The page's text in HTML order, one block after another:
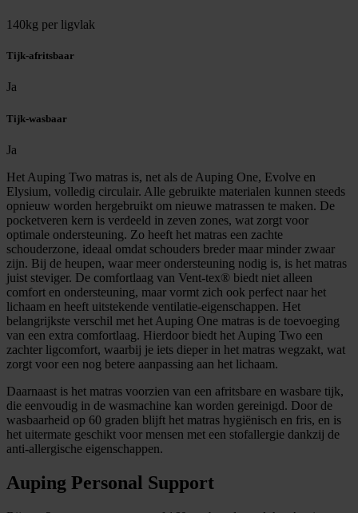
140kg per ligvlak
Tijk-afritsbaar
Ja
Tijk-wasbaar
Ja
Het Auping Two matras is, net als de Auping One, Evolve en
Elysium, volledig circulair. Alle gebruikte materialen kunnen steeds
opnieuw worden hergebruikt om nieuwe matrassen te maken. De
pocketveren kern is verdeeld in zeven zones, wat zorgt voor
optimale ondersteuning. Zo heeft het matras een zachte
schouderzone, ideaal omdat schouders breder maar minder zwaar
zijn. Bij de heupen, waar meer ondersteuning nodig is, is het matras
juist steviger. De comfortlaag van Vent-tex® biedt niet alleen
comfort en ondersteuning, maar vormt zich ook perfect naar het
lichaam en heeft uitstekende ventilatie-eigenschappen. Het
belangrijkste verschil met het Auping One matras is de toevoeging
van een extra comfortlaag. Hierdoor biedt het Auping Two een
zachter ligcomfort, waarbij je iets dieper in het matras wegzakt, wat
zorgt voor een nog betere aanpassing aan het lichaam.
Daarnaast is het matras voorzien van een afritsbare en wasbare tijk,
die eenvoudig in de wasmachine kan worden gereinigd. Door de
wasbaarheid op 60 graden blijft het matras hygiënisch en fris, en is
het uitermate geschikt voor mensen met een stofallergie dankzij de
anti-allergische eigenschappen.
Auping Personal Support